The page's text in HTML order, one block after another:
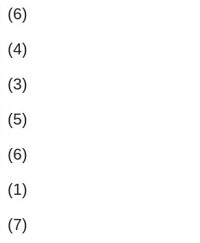
(6)
(4)
(3)
(5)
(6)
(1)
(7)